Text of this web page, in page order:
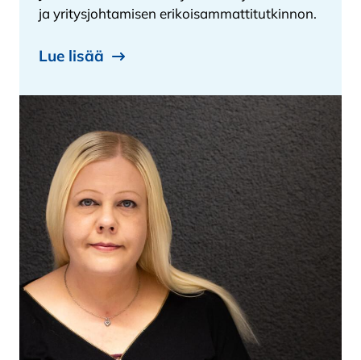
ja yritysjohtamisen erikoisammattitutkinnon.
Lue lisää